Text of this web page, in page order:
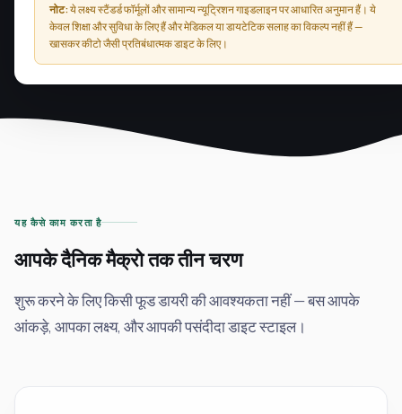
नोट:ये लक्ष्य स्टैंडर्ड फॉर्मूलों और सामान्य न्यूट्रिशन गाइडलाइन पर आधारित अनुमान हैं। ये
केवल शिक्षा और सुविधा के लिए हैं और मेडिकल या डायटेटिक सलाह का विकल्प नहीं हैं —
खासकर कीटो जैसी प्रतिबंधात्मक डाइट के लिए।
यह कैसे काम करता है
आपके दैनिक मैक्रो तक तीन चरण
शुरू करने के लिए किसी फूड डायरी की आवश्यकता नहीं — बस आपके
आंकड़े, आपका लक्ष्य, और आपकी पसंदीदा डाइट स्टाइल।